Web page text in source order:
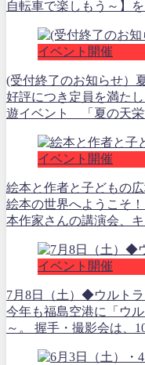
自転車で楽しもう～】
イベント開催
(受付終了のお知らせ
好評につき定員を満た
遊イベント 「夏の天
イベント開催
絵本と作者と子どもの
絵本の世界へようこそ
本作家さんの講演会、
イベント開催
7月8日（土）◆ウルトラ
今年も福島空港に「ウ
～。 握手・撮影会は、